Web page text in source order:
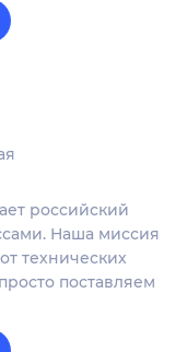
российский
Наша миссия
технических
поставляем